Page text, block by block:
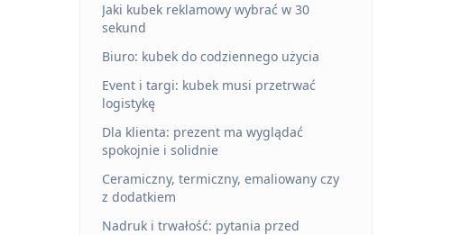
Jaki kubek reklamowy wybrać w 30
sekund
Biuro: kubek do codziennego użycia
Event i targi: kubek musi przetrwać
logistykę
Dla klienta: prezent ma wyglądać
spokojnie i solidnie
Ceramiczny, termiczny, emaliowany czy
z dodatkiem
Nadruk i trwałość: pytania przed